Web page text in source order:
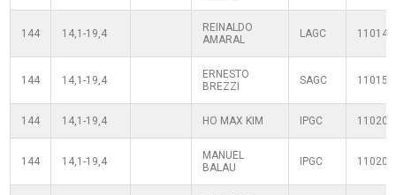
144 14,1-19,4
REINALDO
AMARAL
LAGC
144 14,1-19,4
ERNESTO
BREZZI
SAGC
144 14,1-19,4 HO MAX KIM IPGC
144 14,1-19,4
MANUEL
BALAU
IPGC